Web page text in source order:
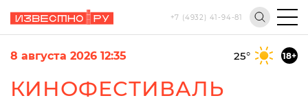
+7 (4932) 41-94-81
8 августа 2026 12:35 25° 18+
КИНОФЕСТИВАЛЬ